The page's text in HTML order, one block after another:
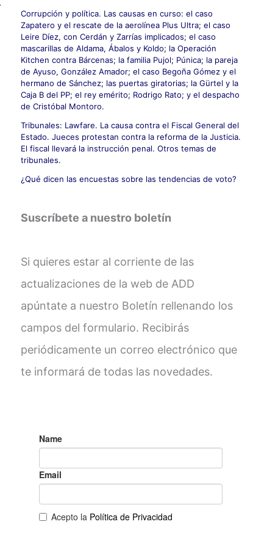
Corrupción y política. Las causas en curso: el caso
Zapatero y el rescate de la aerolínea Plus Ultra; el caso
Leire Díez, con Cerdán y Zarrías implicados; el caso
mascarillas de Aldama, Ábalos y Koldo; la Operación
Kitchen contra Bárcenas; la familia Pujol; Púnica; la pareja
de Ayuso, González Amador; el caso Begoña Gómez y el
hermano de Sánchez; las puertas giratorias; la Gürtel y la
Caja B del PP; el rey emérito; Rodrigo Rato; y el despacho
de Cristóbal Montoro.
Tribunales: Lawfare. La causa contra el Fiscal General del
Estado. Jueces protestan contra la reforma de la Justicia.
El fiscal llevará la instrucción penal. Otros temas de
tribunales.
¿Qué dicen las encuestas sobre las tendencias de voto?
Suscríbete a nuestro boletín
Si quieres estar al corriente de las
actualizaciones de la web de ADD
apúntate a nuestro Boletín rellenando los
campos del formulario. Recibirás
periódicamente un correo electrónico que
te informará de todas las novedades.